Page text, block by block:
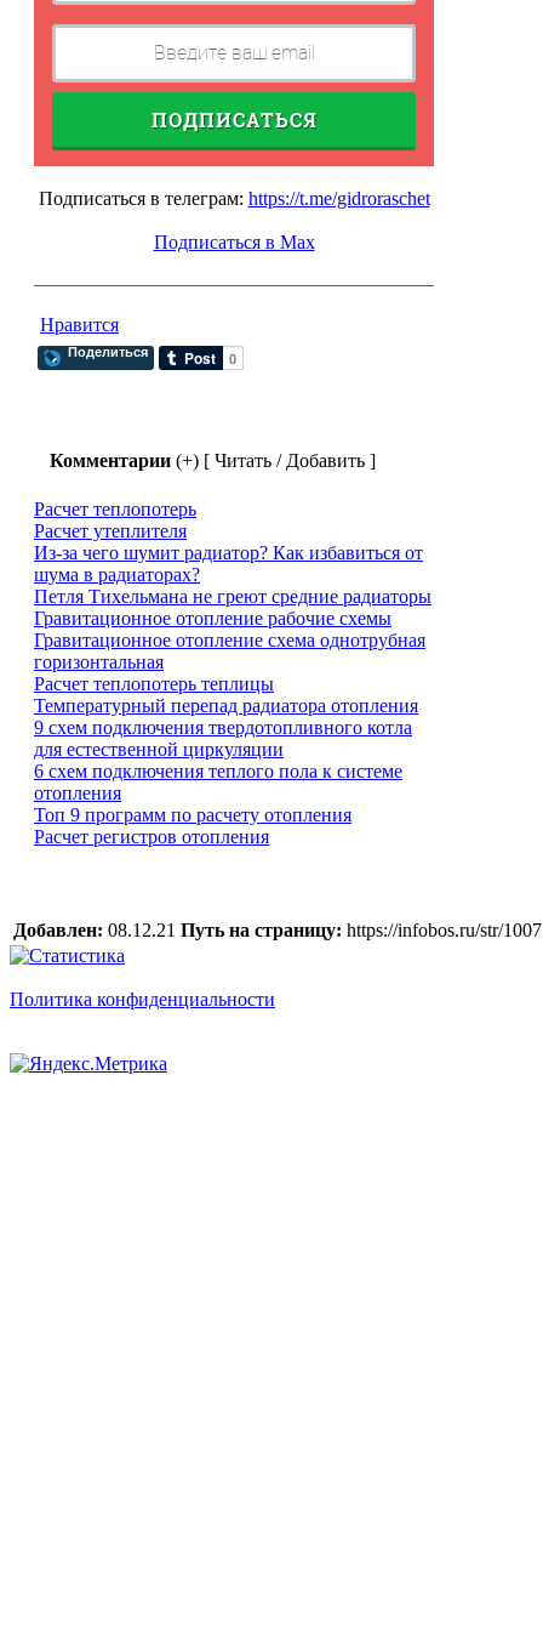
ПОДПИСАТЬСЯ
Подписаться в телеграм: https://t.me/gidroraschet
Подписаться в Max
Нравится
Поделиться
Комментарии (+) [ Читать / Добавить ]
Расчет теплопотерь
Расчет утеплителя
Из-за чего шумит радиатор? Как избавиться от
шума в радиаторах?
Петля Тихельмана не греют средние радиаторы
Гравитационное отопление рабочие схемы
Гравитационное отопление схема однотрубная
горизонтальная
Расчет теплопотерь теплицы
Температурный перепад радиатора отопления
9 схем подключения твердотопливного котла
для естественной циркуляции
6 схем подключения теплого пола к системе
отопления
Топ 9 программ по расчету отопления
Расчет регистров отопления
Добавлен: 08.12.21 Путь на страницу: https://infobos.ru/str/
Политика конфиденциальности